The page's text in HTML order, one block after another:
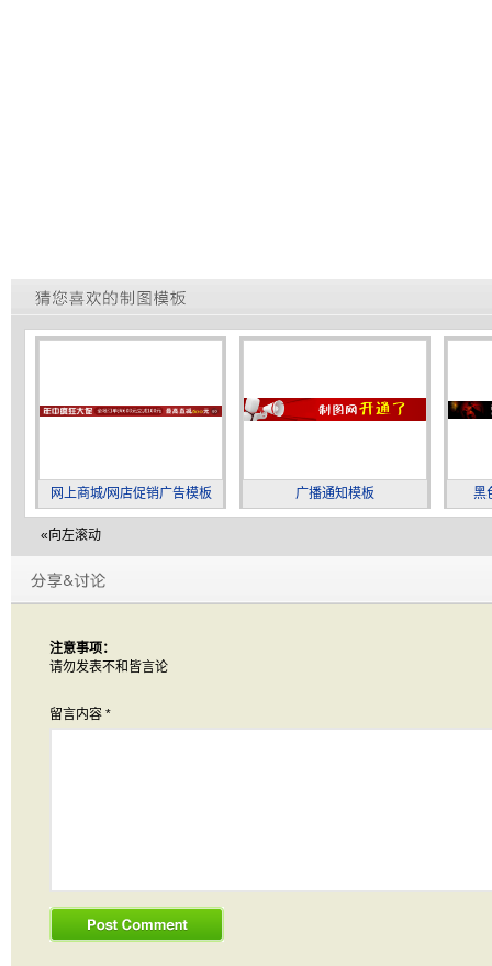
网上商城/网店促销广告模板 广播通知模板 黑
«向左滚动
注意事项：
请勿发表不和皆言论
留言内容 *